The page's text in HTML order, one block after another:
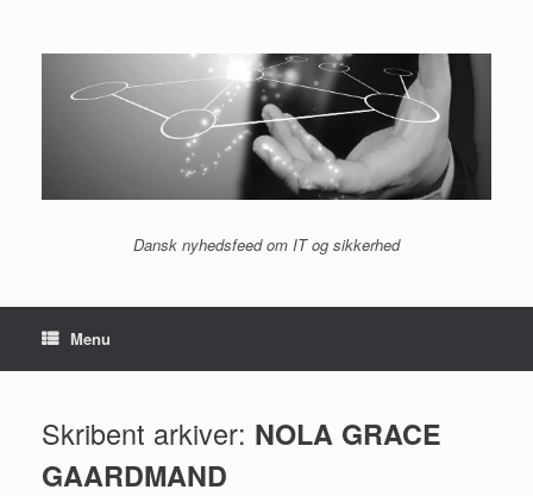
indhold
Dansk nyhedsfeed om IT og sikkerhed
Menu
Skribent arkiver: NOLA GRACE
GAARDMAND